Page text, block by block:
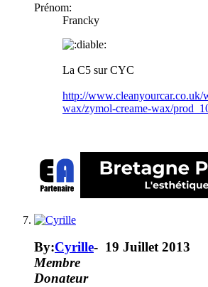
Prénom:
Francky
La C5 sur CYC
http://www.cleanyourcar.co.uk/
wax/zymol-creame-wax/
By:Cyrille- 19 Juillet 2013
Membre
Donateur